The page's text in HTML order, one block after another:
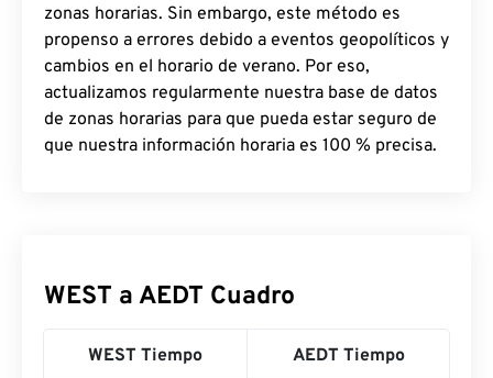
zonas horarias. Sin embargo, este método es
propenso a errores debido a eventos geopolíticos y
cambios en el horario de verano. Por eso,
actualizamos regularmente nuestra base de datos
de zonas horarias para que pueda estar seguro de
que nuestra información horaria es 100 % precisa.
WEST a AEDT Cuadro
WEST Tiempo AEDT Tiempo